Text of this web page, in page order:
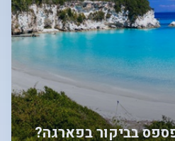
בביקור בפארגה?